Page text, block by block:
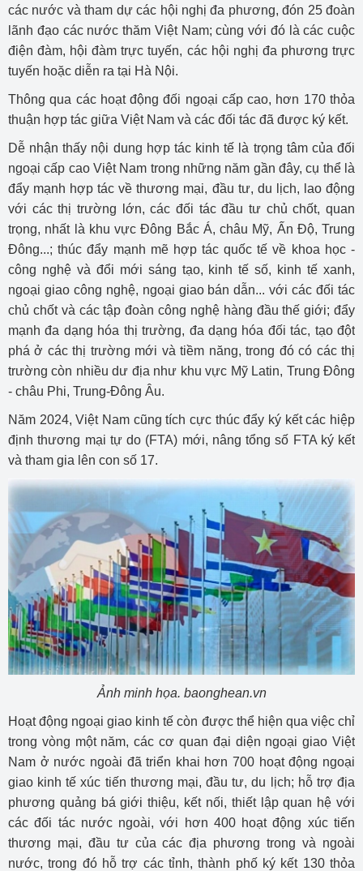
các nước và tham dự các hội nghị đa phương, đón 25 đoàn
lãnh đạo các nước thăm Việt Nam; cùng với đó là các cuộc
điện đàm, hội đàm trực tuyến, các hội nghị đa phương trực
tuyến hoặc diễn ra tại Hà Nội.
Thông qua các hoạt động đối ngoại cấp cao, hơn 170 thỏa
thuận hợp tác giữa Việt Nam và các đối tác đã được ký kết.
Dễ nhận thấy nội dung hợp tác kinh tế là trọng tâm của đối
ngoại cấp cao Việt Nam trong những năm gần đây, cụ thể là
đẩy mạnh hợp tác về thương mại, đầu tư, du lịch, lao động
với các thị trường lớn, các đối tác đầu tư chủ chốt, quan
trọng, nhất là khu vực Đông Bắc Á, châu Mỹ, Ấn Độ, Trung
Đông...; thúc đẩy mạnh mẽ hợp tác quốc tế về khoa học -
công nghệ và đổi mới sáng tạo, kinh tế số, kinh tế xanh,
ngoại giao công nghệ, ngoại giao bán dẫn... với các đối tác
chủ chốt và các tập đoàn công nghệ hàng đầu thế giới; đẩy
mạnh đa dạng hóa thị trường, đa dạng hóa đối tác, tạo đột
phá ở các thị trường mới và tiềm năng, trong đó có các thị
trường còn nhiều dư địa như khu vực Mỹ Latin, Trung Đông
- châu Phi, Trung-Đông Âu.
Năm 2024, Việt Nam cũng tích cực thúc đẩy ký kết các hiệp
định thương mại tự do (FTA) mới, nâng tổng số FTA ký kết
và tham gia lên con số 17.
Ảnh minh họa. baonghean.vn
Hoạt động ngoại giao kinh tế còn được thể hiện qua việc chỉ
trong vòng một năm, các cơ quan đại diện ngoại giao Việt
Nam ở nước ngoài đã triển khai hơn 700 hoạt động ngoại
giao kinh tế xúc tiến thương mại, đầu tư, du lịch; hỗ trợ địa
phương quảng bá giới thiệu, kết nối, thiết lập quan hệ với
các đối tác nước ngoài, với hơn 400 hoạt động xúc tiến
thương mại, đầu tư của các địa phương trong và ngoài
nước, trong đó hỗ trợ các tỉnh, thành phố ký kết 130 thỏa